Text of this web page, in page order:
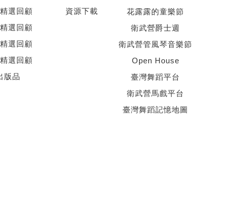
選回顧
選回顧
選回顧
選回顧
版品
資源下載
花露露的童樂節
衛武營爵士週
衛武營管風琴音樂節
Open House
臺灣舞蹈平台
衛武營馬戲平台
臺灣舞蹈記憶地圖